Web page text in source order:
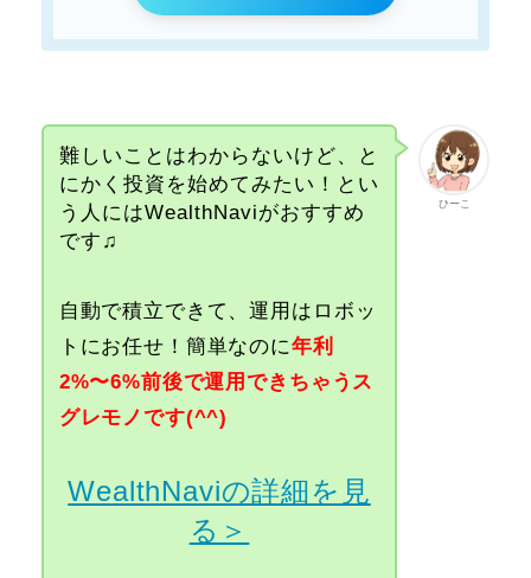
ひーこ
難しいことはわからないけど、と
にかく投資を始めてみたい！とい
う人にはWealthNaviがおすすめ
です♫
自動で積立できて、運用はロボッ
トにお任せ！簡単なのに年利
2%〜6%前後で運用できちゃうス
グレモノです(^^)
WealthNaviの詳細を見
る＞